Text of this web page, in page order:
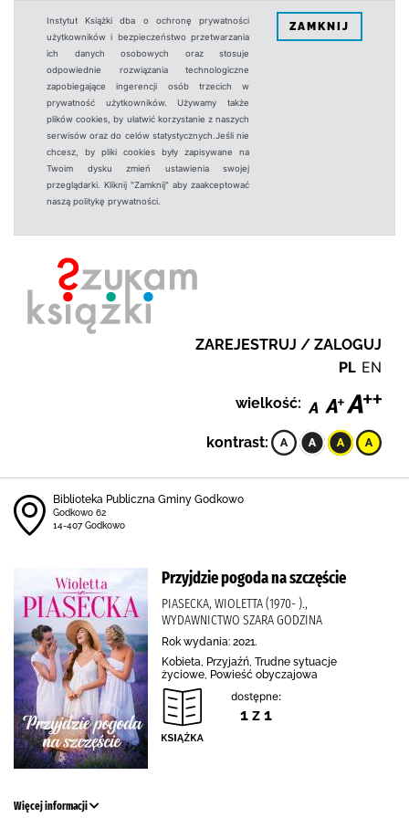
Instytut Książki dba o ochronę prywatności
użytkowników i bezpieczeństwo przetwarzania
ich danych osobowych oraz stosuje
odpowiednie rozwiązania technologiczne
zapobiegające ingerencji osób trzecich w
prywatność użytkowników. Używamy także
plików cookies, by ułatwić korzystanie z naszych
serwisów oraz do celów statystycznych.Jeśli nie
chcesz, by pliki cookies były zapisywane na
Twoim dysku zmień ustawienia swojej
przeglądarki. Kliknij "Zamknij" aby zaakceptować
naszą politykę prywatności.
ZAMKNIJ
ZAREJESTRUJ / ZALOGUJ
PL EN
wielkość:
kontrast:
Biblioteka Publiczna Gminy Godkowo
Godkowo 62
14-407 Godkowo
Przyjdzie pogoda na szczęście
PIASECKA, WIOLETTA (1970- ).,
WYDAWNICTWO SZARA GODZINA
Rok wydania: 2021.
Kobieta, Przyjaźń, Trudne sytuacje
życiowe, Powieść obyczajowa
dostępne:
1 z 1
Więcej informacji